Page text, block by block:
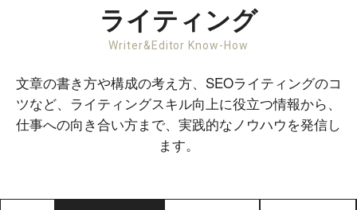
ライティング
Writer&Editor Know-How
文章の書き方や構成の考え方、SEOライティングのコ
ツなど、ライティングスキル向上に役立つ情報から、
仕事への向き合い方まで、実践的なノウハウを発信し
ます。